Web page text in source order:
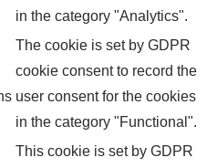
in the category "Analytics".
The cookie is set by GDPR
cookie consent to record the
user consent for the cookies
in the category "Functional".
This cookie is set by GDPR